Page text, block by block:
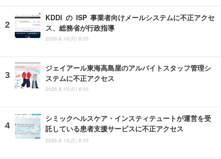
KDDI の ISP 事業者向けメールシステムに不正アクセ
ス、総務省が行政指導
2026.8.10(月) 8:05
ジェイアール東海高島屋のアルバイトスタッフ管理シ
ステムに不正アクセス
2026.8.10(月) 8:05
シミックヘルスケア・インスティテュートが運営を受
託している患者支援サービスに不正アクセス
2026.8.10(月) 8:05